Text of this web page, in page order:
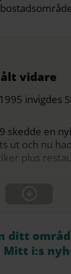
vidare
invigdes
skedde en
ut och nu
plus
ditt
Mitt i:s